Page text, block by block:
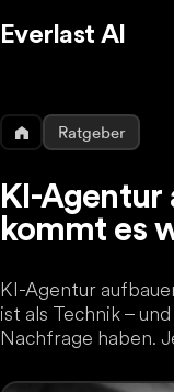
Everlast AI
Ratgeber
KI-Agentur
kommt es
KI-Agentur
ist als Technik –
Nachfrage haben.